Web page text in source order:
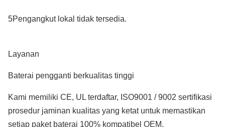
5Pengangkut lokal tidak tersedia.
Layanan
Baterai pengganti berkualitas tinggi
Kami memiliki CE, UL terdaftar, ISO9001 / 9002 sertifikasi
prosedur jaminan kualitas yang ketat untuk memastikan
setiap paket baterai 100% kompatibel OEM.